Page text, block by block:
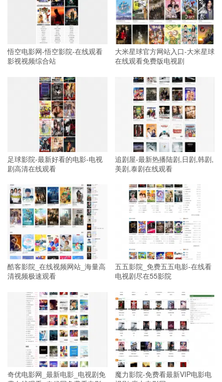
悟空电影网-悟空影院-在线观看
影视视频综合站
大米星球官方网站入口-大米星球
在线观看免费版电视剧
足球影院-最新好看的电影-电视
剧高清在线观看
追剧屋-最新热播陆剧,日剧,韩剧,
美剧,泰剧在线观看
酷客影院_在线视频网站_海量高
清视频极速观看
五五影院_免费五五电影-在线看
电视剧尽在55影院
奇优电影网_最新电影_电视剧免
魔力影院-免费看最新VIP电影电